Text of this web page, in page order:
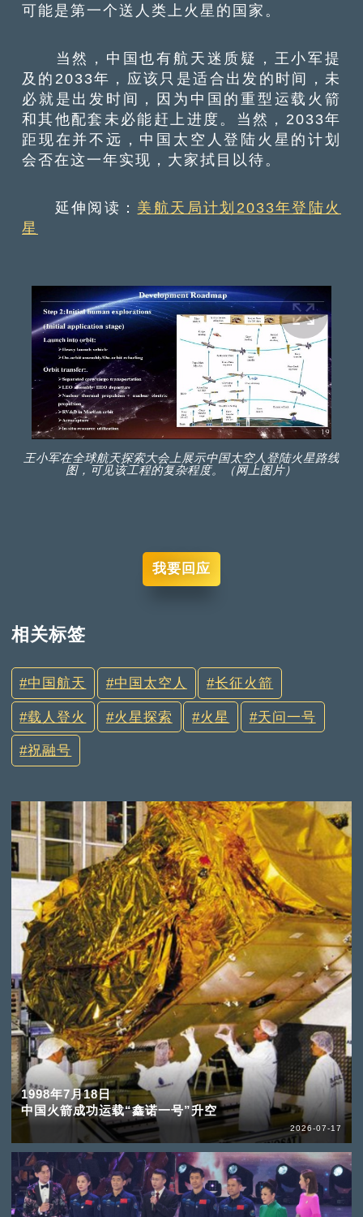
可能是第一个送人类上火星的国家。
当然，中国也有航天迷质疑，王小军提
及的2033年，应该只是适合出发的时间，未
必就是出发时间，因为中国的重型运载火箭
和其他配套未必能赶上进度。当然，2033年
距现在并不远，中国太空人登陆火星的计划
会否在这一年实现，大家拭目以待。
延伸阅读： 美航天局计划2033年登陆火
星
王小军在全球航天探索大会上展示中国太空人登陆火星路线
图，可见该工程的复杂程度。（网上图片）
我要回应
相关标签
中国航天 中国太空人 长征火箭
载人登火 火星探索 火星 天问一号
祝融号
1998年7月18日
中国火箭成功运载“鑫诺一号”升空
2026-07-17